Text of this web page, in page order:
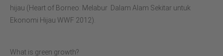
hijau (Heart of Borneo: Melabur Dalam Alam Sekitar untuk
Ekonomi Hijau WWF 2012).
What is green growth?